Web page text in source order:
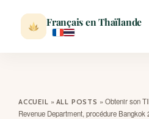
Français en Thaïlande
ACCUEIL » ALL POSTS » Obtenir son
Revenue Department, procédure Bangkok